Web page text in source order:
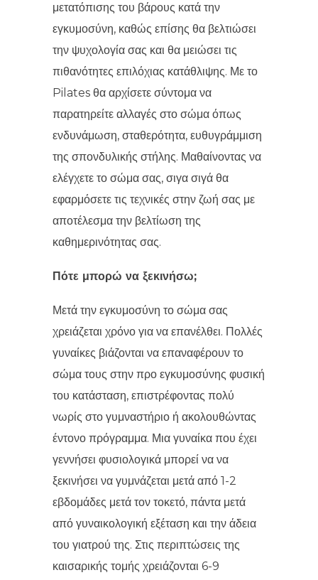
μετατόπισης του βάρους κατά την
εγκυμοσύνη, καθώς επίσης θα βελτιώσει
την ψυχολογία σας και θα μειώσει τις
πιθανότητες επιλόχιας κατάθλιψης. Με το
Pilates θα αρχίσετε σύντομα να
παρατηρείτε αλλαγές στο σώμα όπως
ενδυνάμωση, σταθερότητα, ευθυγράμμιση
της σπονδυλικής στήλης. Μαθαίνοντας να
ελέγχετε το σώμα σας, σιγα σιγά θα
εφαρμόσετε τις τεχνικές στην ζωή σας με
αποτέλεσμα την βελτίωση της
καθημερινότητας σας.
Πότε μπορώ να ξεκινήσω;
Μετά την εγκυμοσύνη το σώμα σας
χρειάζεται χρόνο για να επανέλθει. Πολλές
γυναίκες βιάζονται να επαναφέρουν το
σώμα τους στην προ εγκυμοσύνης φυσική
του κατάσταση, επιστρέφοντας πολύ
νωρίς στο γυμναστήριο ή ακολουθώντας
έντονο πρόγραμμα. Μια γυναίκα που έχει
γεννήσει φυσιολογικά μπορεί να να
ξεκινήσει να γυμνάζεται μετά από 1-2
εβδομάδες μετά τον τοκετό, πάντα μετά
από γυναικολογική εξέταση και την άδεια
του γιατρού της. Στις περιπτώσεις της
καισαρικής τομής χρειάζονται 6-9